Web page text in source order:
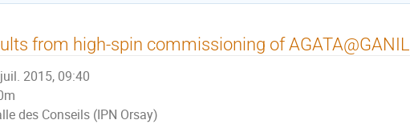
from high-spin commissioning of AGATA@GANIL
2015, 09:40
des Conseils (IPN Orsay)